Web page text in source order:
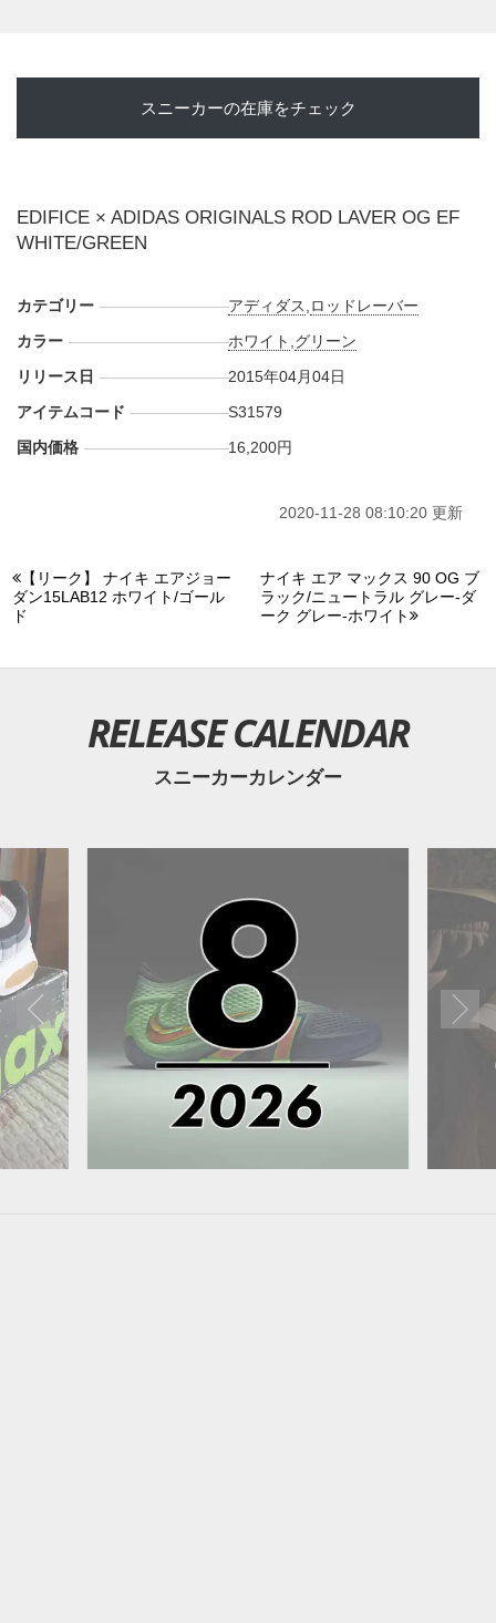
スニーカーの在庫をチェック
EDIFICE × ADIDAS ORIGINALS ROD LAVER OG EF
WHITE/GREEN
カテゴリー アディダス ロッドレーバー
カラー
ホワイト グリーン
リリース日
2015年04月04日
アイテムコード
S31579
国内価格
16,200円
2020-11-28 08:10:20 更新
【リーク】 ナイキ エアジョー
ダン15LAB12 ホワイト/ゴール
ド
ナイキ エア マックス 90 OG ブ
ラック/ニュートラル グレー-ダ
ーク グレー-ホワイト
RELEASE CALENDAR
スニーカーカレンダー